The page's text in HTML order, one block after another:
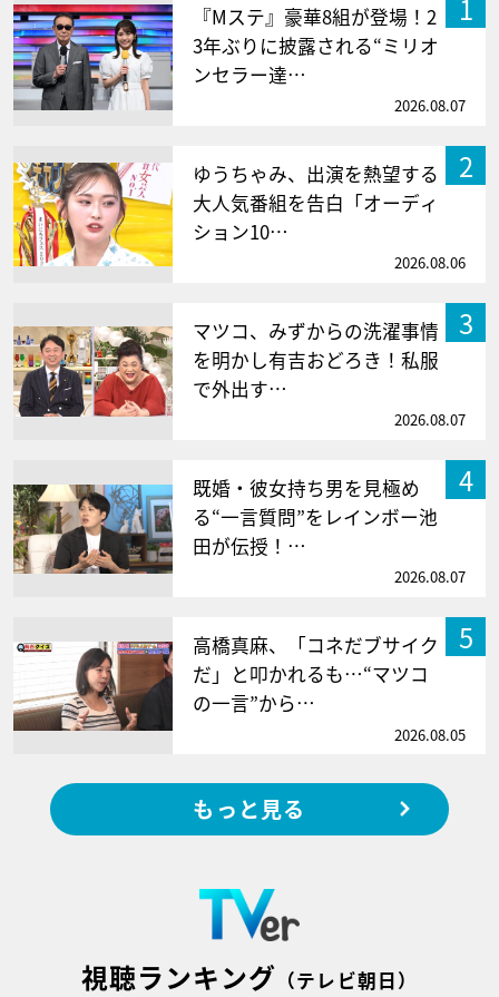
1
『Mステ』豪華8組が登場！2
3年ぶりに披露される“ミリオ
ンセラー達…
2026.08.07
2
ゆうちゃみ、出演を熱望する
大人気番組を告白「オーディ
ション10…
2026.08.06
3
マツコ、みずからの洗濯事情
を明かし有吉おどろき！私服
で外出す…
2026.08.07
4
既婚・彼女持ち男を見極め
る“一言質問”をレインボー池
田が伝授！…
2026.08.07
5
高橋真麻、「コネだブサイク
だ」と叩かれるも…“マツコ
の一言”から…
2026.08.05
もっと見る
視聴ランキング （テレビ朝日）